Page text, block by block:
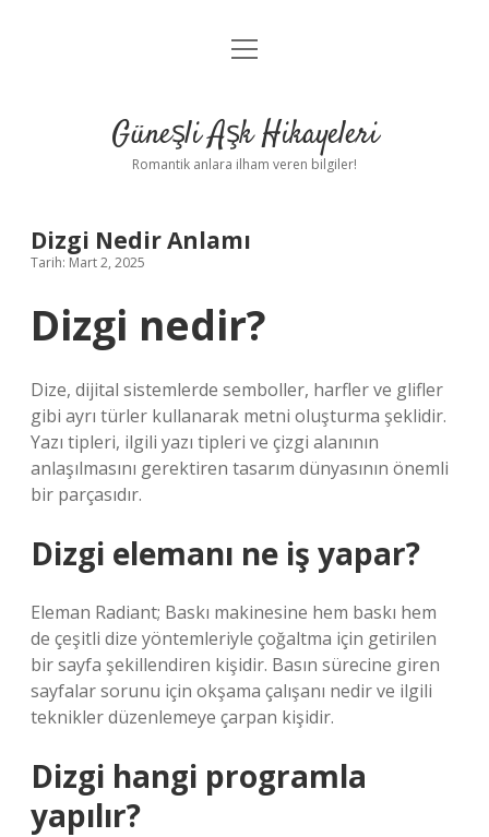
Anasayfa
Yasal Uyarı
menüyü
Güneşli Aşk Hikayeleri
Romantik anlara ilham veren bilgiler!
Dizgi Nedir Anlamı
Tarih: Mart 2, 2025
Dizgi nedir?
Dize, dijital sistemlerde semboller, harfler ve glifler
gibi ayrı türler kullanarak metni oluşturma şeklidir.
Yazı tipleri, ilgili yazı tipleri ve çizgi alanının
anlaşılmasını gerektiren tasarım dünyasının önemli
bir parçasıdır.
Dizgi elemanı ne iş yapar?
Eleman Radiant; Baskı makinesine hem baskı hem
de çeşitli dize yöntemleriyle çoğaltma için getirilen
bir sayfa şekillendiren kişidir. Basın sürecine giren
sayfalar sorunu için okşama çalışanı nedir ve ilgili
teknikler düzenlemeye çarpan kişidir.
Dizgi hangi programla
yapılır?